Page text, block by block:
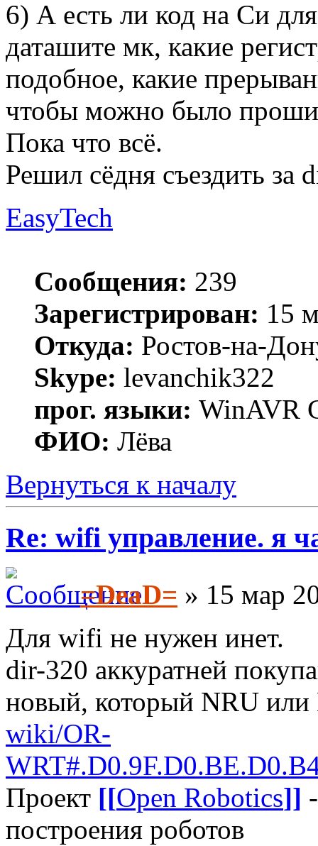
6) А есть ли код на Си
даташите мк, какие
подобное, какие
чтобы можно было
Пока что всё.
Решил сёдня съездить за
EasyTech
Сообщения: 239
Зарегистрирован: 15
Откуда: Ростов-на-
Skype: levanchik322
прог. языки: WinAVR
ФИО: Лёва
Вернуться к началу
Re: wifi управление. я
=DeaD= » 15 мар
Для wifi не нужен инет.
dir-320 аккуратней
новый, который NRU или
wiki/OR-
Проект [[Open Robotics]]
построения роботов